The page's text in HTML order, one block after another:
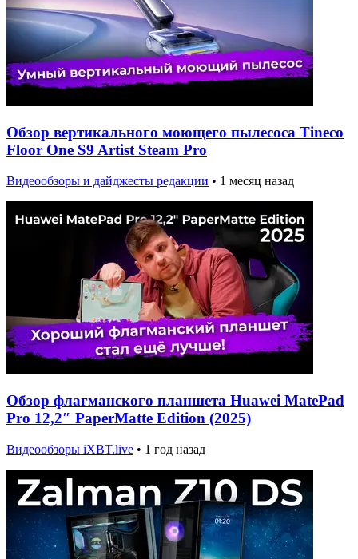
Обзор вертикального моющего пылесоса Tineco
Floor One S9 Artist Steam Pro
Видеообзоры и дайджесты редакции • 1 месяц назад
Обзор флагманского планшета Huawei MatePad
Pro 12,2″ PaperMatte Edition (2025)
Видеообзоры iXBT.live • 1 год назад